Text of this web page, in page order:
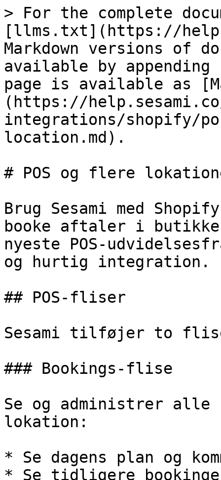
> For the complete
[llms.txt](https://
Markdown versions of
available by
page is available as
(https://
integrations/shopify/
location.md).
# POS og flere
Brug Sesami med
booke aftaler i
nyeste POS-
og hurtig integration.
## POS-fliser
Sesami tilføjer to
### Bookings-flise
Se og administrer alle
lokation:
* Se dagens plan og
* Se tidligere